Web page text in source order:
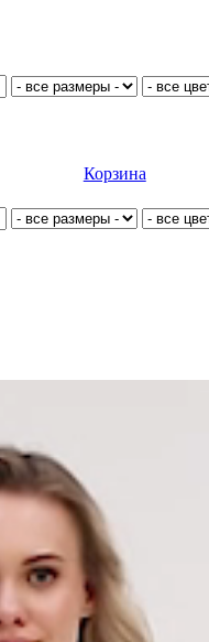
Корзина